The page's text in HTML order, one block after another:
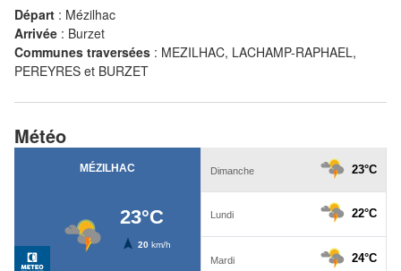
Départ : Mézilhac
Arrivée : Burzet
Communes traversées : MEZILHAC, LACHAMP-RAPHAEL,
PEREYRES et BURZET
Météo